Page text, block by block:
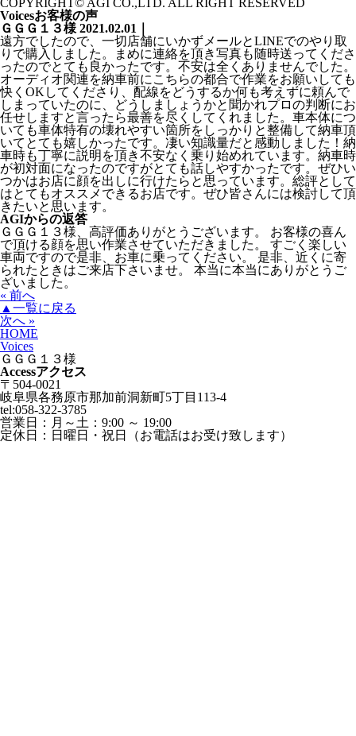
COPYRIGHT© AGI CO.,LTD. ALL RIGHT RESERVED
Voicesお客様の声
ＧＧＧ１３様 2021.02.01｜
遠方でしたので、一切店舗にいかずメールとLINEでのやり取
りで購入しました。まめに連絡を頂き写真も随時送ってくださ
ったのでとても良かったです。不安は全くありませんでした。
オーディオ関連を納車前にこちらの都合で作業をお願いしても
快くOKしてくださり、配線をどうするか何も考えずに頼んで
しまっていたのに、どうしましょうかと聞かれプロの判断にお
任せしますと言ったら最善を尽くしてくれました。車本体につ
いても車体特有の壊れやすい箇所をしっかりと整備して納車頂
いてとても嬉しかったです。凄い知識量だと感動しました！納
車時も丁寧に説明を頂き不安なく乗り始めれています。納車時
が初対面になったのですがとても話しやすかったです。ぜひい
つかはお店に顔を出しに行けたらと思っています。総評として
はとてもオススメできるお店です。ぜひ皆さんには検討して頂
きたいと思います。
AGIからの返答
ＧＧＧ１３様、高評価ありがとうございます。 お客様の喜ん
で頂ける顔を思い作業させていただきました。 すごく楽しい
車両ですので是非、お車に乗ってください。 是非、近くに寄
られたときはご来店下さいませ。 本当に本当にありがとうご
ざいました。
« 前へ
▲一覧に戻る
次へ »
HOME
Voices
ＧＧＧ１３様
Accessアクセス
〒504-0021
岐阜県各務原市那加前洞新町5丁目113-4
tel:058-322-3785
営業日： 月～土：9:00 ～ 19:00
定休日： 日曜日・祝日（お電話はお受け致します）